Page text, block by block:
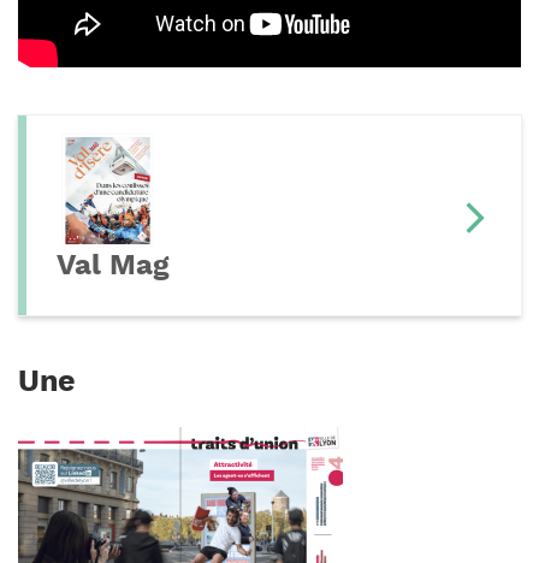
Val Mag
Une